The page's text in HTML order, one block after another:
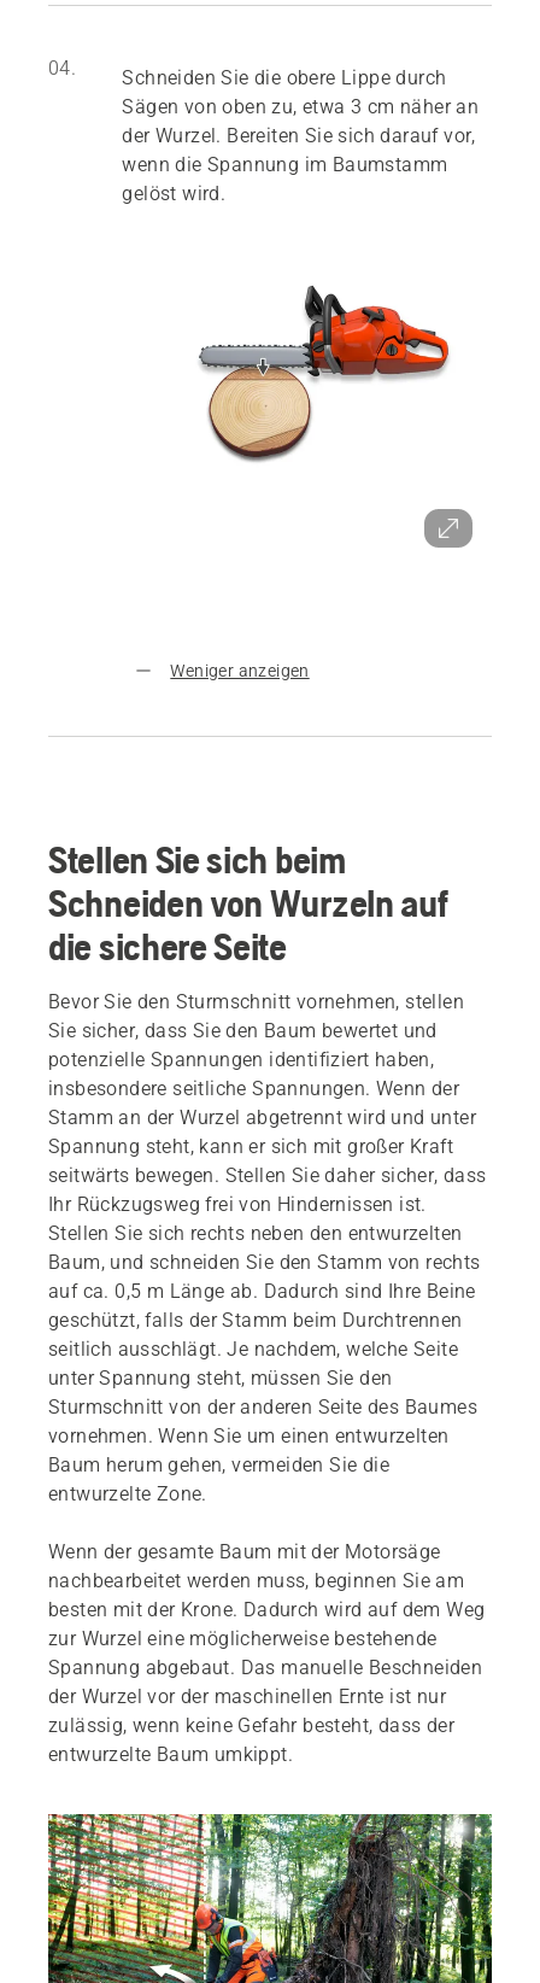
04.
Schneiden Sie die obere Lippe durch
Sägen von oben zu, etwa 3 cm näher an
der Wurzel. Bereiten Sie sich darauf vor,
wenn die Spannung im Baumstamm
gelöst wird.
Weniger anzeigen
Stellen Sie sich beim
Schneiden von Wurzeln auf
die sichere Seite
Bevor Sie den Sturmschnitt vornehmen, stellen
Sie sicher, dass Sie den Baum bewertet und
potenzielle Spannungen identifiziert haben,
insbesondere seitliche Spannungen. Wenn der
Stamm an der Wurzel abgetrennt wird und unter
Spannung steht, kann er sich mit großer Kraft
seitwärts bewegen. Stellen Sie daher sicher, dass
Ihr Rückzugsweg frei von Hindernissen ist.
Stellen Sie sich rechts neben den entwurzelten
Baum, und schneiden Sie den Stamm von rechts
auf ca. 0,5 m Länge ab. Dadurch sind Ihre Beine
geschützt, falls der Stamm beim Durchtrennen
seitlich ausschlägt. Je nachdem, welche Seite
unter Spannung steht, müssen Sie den
Sturmschnitt von der anderen Seite des Baumes
vornehmen. Wenn Sie um einen entwurzelten
Baum herum gehen, vermeiden Sie die
entwurzelte Zone.
Wenn der gesamte Baum mit der Motorsäge
nachbearbeitet werden muss, beginnen Sie am
besten mit der Krone. Dadurch wird auf dem Weg
zur Wurzel eine möglicherweise bestehende
Spannung abgebaut. Das manuelle Beschneiden
der Wurzel vor der maschinellen Ernte ist nur
zulässig, wenn keine Gefahr besteht, dass der
entwurzelte Baum umkippt.